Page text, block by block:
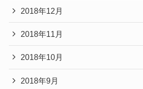
2018年12月
2018年11月
2018年10月
2018年9月